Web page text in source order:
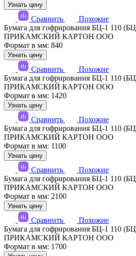
Узнать цену
Сравнить
Похожие
Бумага для гофрирования БЦ-1 110
ПРИКАМСКИЙ КАРТОН ООО
Формат в мм: 840
Узнать цену
Сравнить
Похожие
Бумага для гофрирования БЦ-1 110
ПРИКАМСКИЙ КАРТОН ООО
Формат в мм: 1420
Узнать цену
Сравнить
Похожие
Бумага для гофрирования БЦ-1 110
ПРИКАМСКИЙ КАРТОН ООО
Формат в мм: 1100
Узнать цену
Сравнить
Похожие
Бумага для гофрирования БЦ-1 110
ПРИКАМСКИЙ КАРТОН ООО
Формат в мм: 2100
Узнать цену
Сравнить
Похожие
Бумага для гофрирования БЦ-1 110
ПРИКАМСКИЙ КАРТОН ООО
Формат в мм: 1700